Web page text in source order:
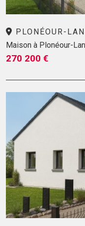
PLONÉOUR-
Maison à Plonéour-
270 200 €